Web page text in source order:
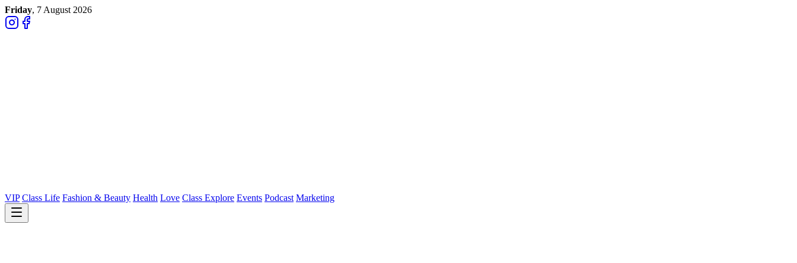
Friday, 7 August 2026
VIP Class Life Fashion & Beauty Health Love Class Explore Events Podcast Marketing